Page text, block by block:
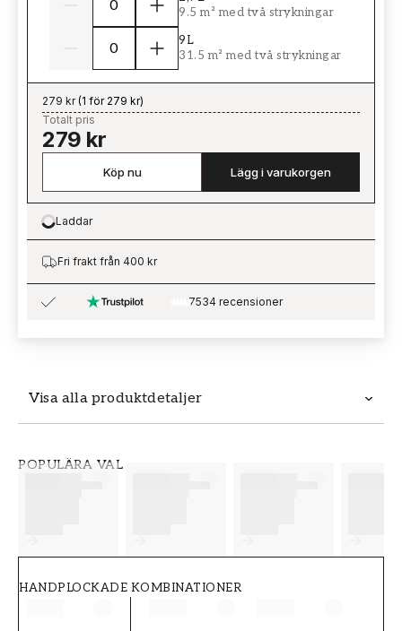
Visa alla produktdetaljer
POPULÄRA VAL
HANDPLOCKADE KOMBINATIONER
9.5 m² med två strykningar
9L
31.5 m² med två strykningar
279 kr(1 för 279 kr)
Totalt pris
279 kr
Köp nu Lägg i varukorgen
Loading…
Laddar
Fri frakt från 400 kr
7534 recensioner